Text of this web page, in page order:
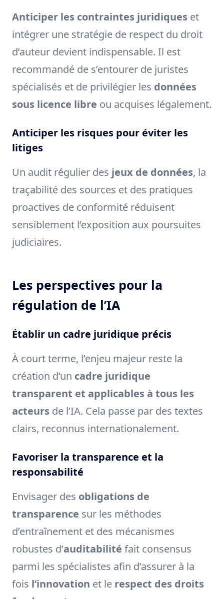
Anticiper les contraintes juridiques et
intégrer une stratégie de respect du droit
d’auteur devient indispensable. Il est
recommandé de s’entourer de juristes
spécialisés et de privilégier les données
sous licence libre ou acquises légalement.
Anticiper les risques pour éviter les
litiges
Un audit régulier des jeux de données, la
traçabilité des sources et des pratiques
proactives de conformité réduisent
sensiblement l’exposition aux poursuites
judiciaires.
Les perspectives pour la
régulation de l’IA
Établir un cadre juridique précis
À court terme, l’enjeu majeur reste la
création d’un cadre juridique
transparent et applicables à tous les
acteurs de l’IA. Cela passe par des textes
clairs, reconnus internationalement.
Favoriser la transparence et la
responsabilité
Envisager des obligations de
transparence sur les méthodes
d’entraînement et des mécanismes
robustes d’auditabilité fait consensus
parmi les spécialistes afin d’assurer à la
fois l’innovation et le respect des droits